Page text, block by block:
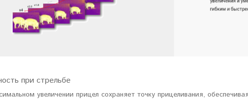
при стрельбе
увеличении прицел сохраняет точку прицеливания,